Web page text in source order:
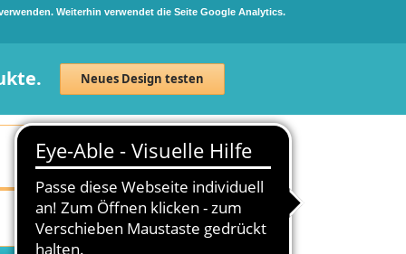
Weiterhin verwendet die Seite Google Analytics.
Neues Design testen
Neuanmeldung Anmelden
0 Artikel 0,00 €